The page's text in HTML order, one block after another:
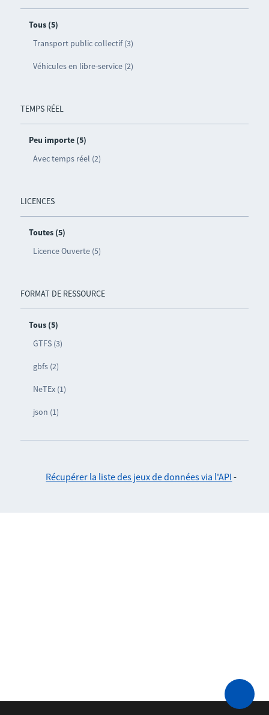
Tous (5)
Transport public collectif (3)
Véhicules en libre-service (2)
TEMPS RÉEL
Peu importe (5)
Avec temps réel (2)
LICENCES
Toutes (5)
Licence Ouverte (5)
FORMAT DE RESSOURCE
Tous (5)
GTFS (3)
gbfs (2)
NeTEx (1)
json (1)
Récupérer la liste des jeux de données via l'API -